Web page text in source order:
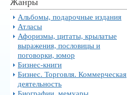
Жанры
Альбомы, подарочные издания
Атласы
Афоризмы, цитаты, крылатые
выражения, пословицы и
поговорки, юмор
Бизнес-книги
Бизнес. Торговля. Коммерческая
деятельность
Биографии, мемуары